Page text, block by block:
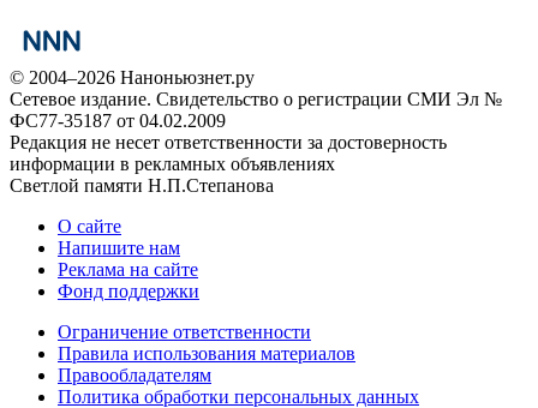
© 2004–2026 Наноньюзнет.ру
Сетевое издание. Свидетельство о регистрации СМИ Эл №
ФС77-35187 от 04.02.2009
Редакция не несет ответственности за достоверность
информации в рекламных объявлениях
Светлой памяти Н.П.Степанова
О сайте
Напишите нам
Реклама на сайте
Фонд поддержки
Ограничение ответственности
Правила использования материалов
Правообладателям
Политика обработки персональных данных